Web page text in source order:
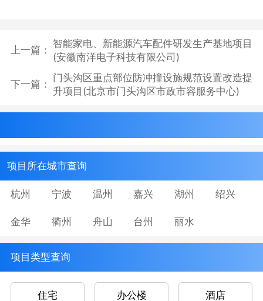
上一篇：
智能家电、新能源汽车配件研发生产基地项目
(安徽南洋电子科技有限公司)
下一篇：
门头沟区重点部位防冲撞设施规范设置改造提
升项目(北京市门头沟区市政市容服务中心)
项目所在城市查询
杭州 宁波 温州 嘉兴 湖州 绍兴
金华 衢州 舟山 台州 丽水
项目类型查询
住宅 办公楼 酒店